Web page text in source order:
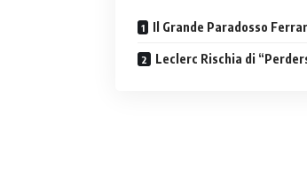
Il Grande Paradosso
Leclerc Rischia di